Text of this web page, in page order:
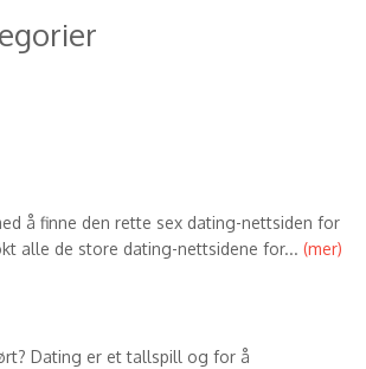
å finne den rette sex dating-nettsiden for
alle de store dating-nettsidene for... (mer)
Dating er et tallspill og for å